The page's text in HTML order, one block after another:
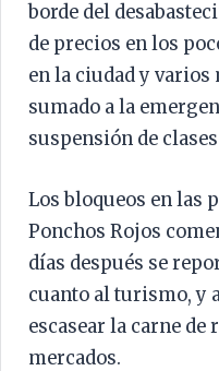
borde del
de precios en los
en la ciudad y
sumado a la
suspensión de
Los bloqueos en las
Ponchos Rojos
días después se
cuanto al turismo, y
escasear la carne de
mercados.